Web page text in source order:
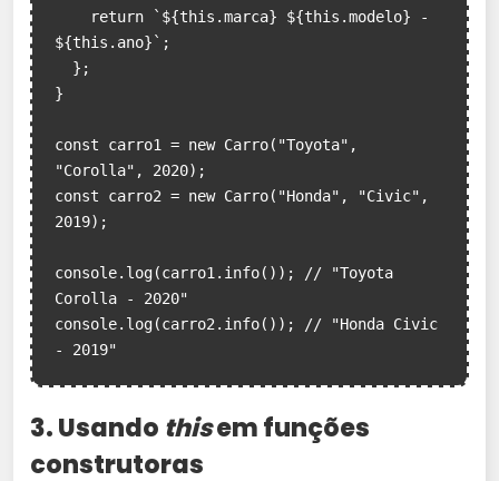
${this.ano}`;
}
const carro1 = new Carro("Toyota",
"Corolla", 2020);
const carro2 = new Carro("Honda", "Civic",
2019);
console.log(carro1.info()); // "Toyota
Corolla - 2020"
console.log(carro2.info()); // "Honda Civic
- 2019"
3. Usando thisem funções
construtoras